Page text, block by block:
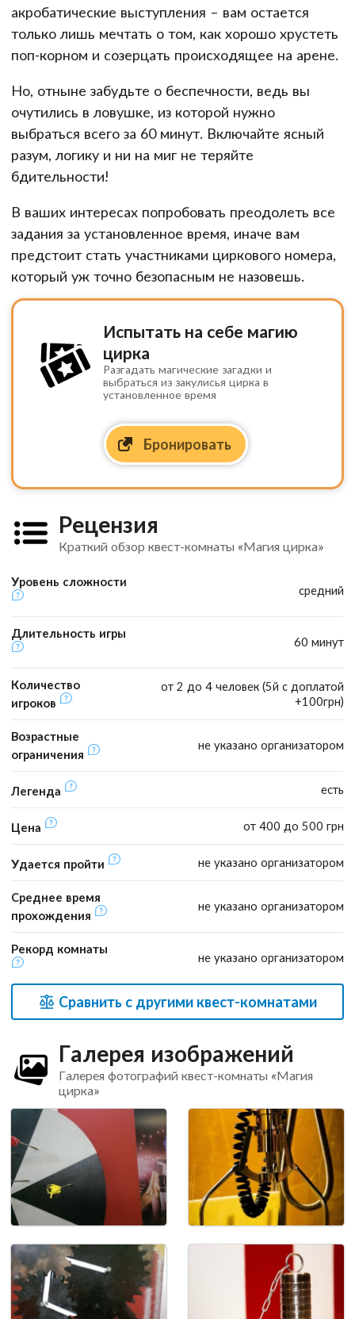
акробатические выступления – вам остается
только лишь мечтать о том, как хорошо хрустеть
поп-корном и созерцать происходящее на арене.
Но, отныне забудьте о беспечности, ведь вы
очутились в ловушке, из которой нужно
выбраться всего за 60 минут. Включайте ясный
разум, логику и ни на миг не теряйте
бдительности!
В ваших интересах попробовать преодолеть все
задания за установленное время, иначе вам
предстоит стать участниками циркового номера,
который уж точно безопасным не назовешь.
Испытать на себе магию
цирка
Разгадать магические загадки и
выбраться из закулисья цирка в
установленное время
Бронировать
Рецензия
Краткий обзор квест-комнаты «Магия цирка»
Уровень сложности
средний
Длительность игры
60 минут
Количество
игроков
от 2 до 4 человек (5й с доплатой
+100грн)
Возрастные
ограничения
не указано организатором
Легенда есть
Цена от 400 до 500 грн
Удается пройти не указано организатором
Среднее время
прохождения
не указано организатором
Рекорд комнаты
не указано организатором
Сравнить с другими квест-комнатами
Галерея изображений
Галерея фотографий квест-комнаты «Магия
цирка»